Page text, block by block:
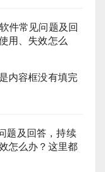
件常见问题及回
用、失效怎么
内容框没有填完
题及回答，持续
怎么办？这里都